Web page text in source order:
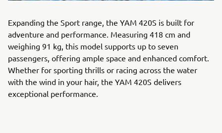
Expanding the Sport range, the YAM 420S is built for
adventure and performance. Measuring 418 cm and
weighing 91 kg, this model supports up to seven
passengers, offering ample space and enhanced comfort.
Whether for sporting thrills or racing across the water
with the wind in your hair, the YAM 420S delivers
exceptional performance.